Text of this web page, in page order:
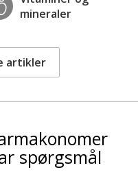
mineraler
artikler
spørgsmål